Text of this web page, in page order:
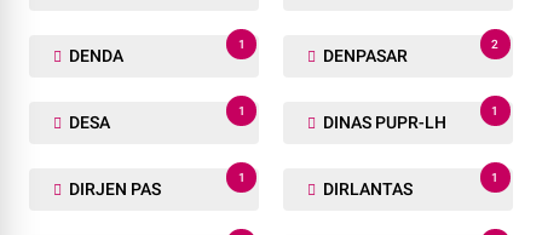
DENDA
1
DENPASAR
2
DESA
1
DINAS PUPR-LH
1
DIRJEN PAS
1
DIRLANTAS
1